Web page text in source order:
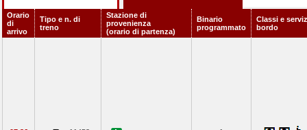
Orario
di
arrivo
Tipo e n. di
treno
Stazione di
provenienza
(orario di partenza)
Binario
programmato
Classi e
bordo